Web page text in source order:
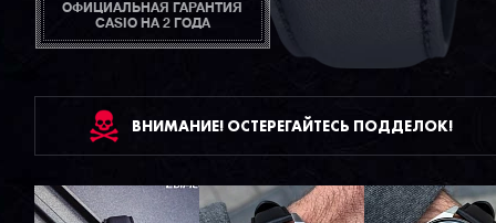
ОФИЦИАЛЬНАЯ ГАРАНТИЯ
CASIO НА 2 ГОДА
ВНИМАНИЕ! ОСТЕРЕГАЙТЕСЬ ПОДДЕЛОК!